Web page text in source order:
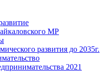
МР
развития до 2035г.
2021